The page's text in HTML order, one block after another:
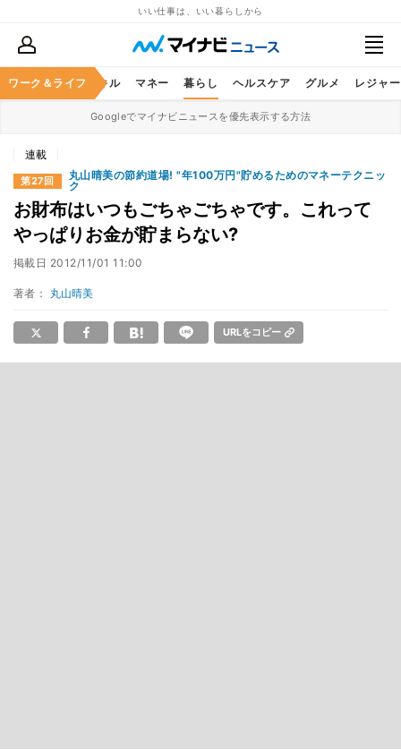
いい仕事は、いい暮らしから
ワーク＆ライフ
ア ビジネススキル マネー 暮らし ヘルスケア グルメ レジャー
Googleでマイナビニュースを優先表示する方法
連載
第27回
丸山晴美の節約道場! "年100万円"貯めるためのマネーテクニッ
ク
お財布はいつもごちゃごちゃです。これって
やっぱりお金が貯まらない?
掲載日 2012/11/01 11:00
著者： 丸山晴美
URLをコピー